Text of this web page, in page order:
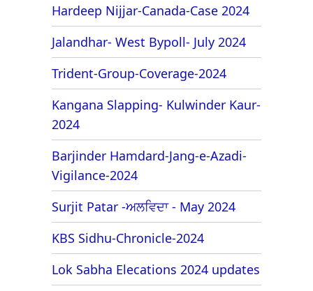
Hardeep Nijjar-Canada-Case 2024
Jalandhar- West Bypoll- July 2024
Trident-Group-Coverage-2024
Kangana Slapping- Kulwinder Kaur-
2024
Barjinder Hamdard-Jang-e-Azadi-
Vigilance-2024
Surjit Patar -ਅਲਵਿਦਾ - May 2024
KBS Sidhu-Chronicle-2024
Lok Sabha Elecations 2024 updates